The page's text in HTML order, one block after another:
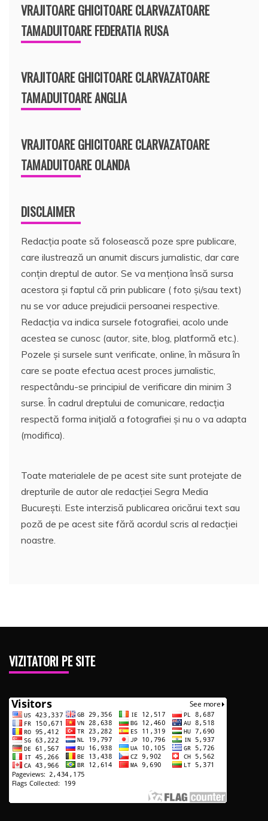
VRAJITOARE GHICITOARE CLARVAZATOARE
TAMADUITOARE FEDERATIA RUSA
VRAJITOARE GHICITOARE CLARVAZATOARE
TAMADUITOARE ANGLIA
VRAJITOARE GHICITOARE CLARVAZATOARE
TAMADUITOARE OLANDA
DISCLAIMER
Redacția poate să folosească poze spre publicare,
care ilustrează un anumit discurs jurnalistic, dar care
conțin dreptul de autor. Se va menționa însă sursa
acestora și faptul că prin publicare ( foto și/sau text)
nu se vor aduce prejudicii persoanei respective.
Redacția va indica sursele fotografiei, acolo unde
acestea se cunosc (autor, site, blog, platformă etc.).
Pozele și sursele sunt verificate, online, în măsura în
care se poate efectua acest proces jurnalistic,
respectându-se principiul de verificare din minim 3
surse. În cadrul dreptului de comunicare, redacția
respectă forma inițială a fotografiei și nu o va adapta
(modifica).
Toate materialele de pe acest site sunt protejate de
drepturile de autor ale redacției Segra Media
București. Este interzisă publicarea oricărui text sau
poză de pe acest site fără acordul scris al redacției
noastre.
VIZITATORI PE SITE